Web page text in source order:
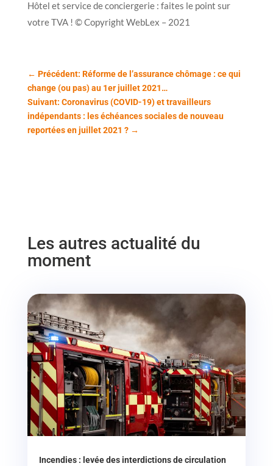
Hôtel et service de conciergerie : faites le point sur
votre TVA ! © Copyright WebLex – 2021
← Précédent: Réforme de l’assurance chômage : ce qui
change (ou pas) au 1er juillet 2021…
Suivant: Coronavirus (COVID-19) et travailleurs
indépendants : les échéances sociales de nouveau
reportées en juillet 2021 ?→
Les autres actualité du
moment
Incendies : levée des interdictions de circulation